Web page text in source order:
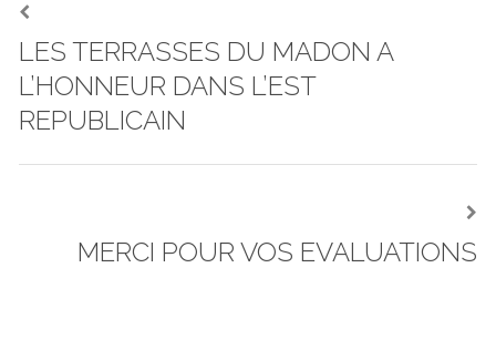
Navigation
de
l’article
Previous
LES TERRASSES DU MADON A
L’HONNEUR DANS L’EST
REPUBLICAIN
MERCI POUR VOS EVALUATIONS